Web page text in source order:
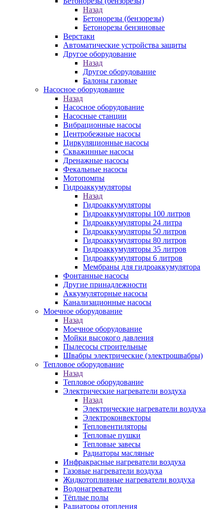
Назад
Бетонорезы (бензорезы)
Бетонорезы бензиновые
Верстаки
Автоматические устройства защиты
Другое оборудование
Назад
Другое оборудование
Балоны газовые
Насосное оборудование
Назад
Насосное оборудование
Насосные станции
Вибрационные насосы
Центробежные насосы
Циркуляционные насосы
Скважинные насосы
Дренажные насосы
Фекальные насосы
Мотопомпы
Гидроаккумуляторы
Назад
Гидроаккумуляторы
Гидроаккумуляторы 100 литров
Гидроаккумуляторы 24 литра
Гидроаккумуляторы 50 литров
Гидроаккумуляторы 80 литров
Гидроаккумуляторы 35 литров
Гидроаккумуляторы 6 литров
Мембраны для гидроаккумулятора
Фонтанные насосы
Другие принадлежности
Аккумуляторные насосы
Канализационные насосы
Моечное оборудование
Назад
Моечное оборудование
Мойки высокого давления
Пылесосы строительные
Швабры электрические (электрошвабры)
Тепловое оборудование
Назад
Тепловое оборудование
Электрические нагреватели воздуха
Назад
Электрические нагреватели воздуха
Электроконвекторы
Тепловентиляторы
Тепловые пушки
Тепловые завесы
Радиаторы масляные
Инфракрасные нагреватели воздуха
Газовые нагреватели воздуха
Жидкотопливные нагреватели воздуха
Водонагреватели
Тёплые полы
Радиаторы отопления